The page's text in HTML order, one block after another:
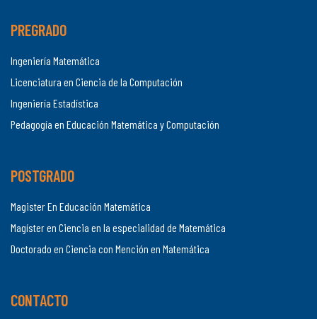
PREGRADO
Ingeniería Matemática
Licenciatura en Ciencia de la Computación
Ingeniería Estadística
Pedagogía en Educación Matemática y Computación
POSTGRADO
Magister En Educación Matemática
Magíster en Ciencia en la especialidad de Matemática
Doctorado en Ciencia con Mención en Matemática
CONTACTO